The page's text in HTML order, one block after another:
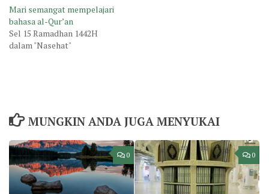
Mari semangat mempelajari
bahasa al-Qur’an
Sel 15 Ramadhan 1442H
dalam "Nasehat"
MUNGKIN ANDA JUGA MENYUKAI
0 0